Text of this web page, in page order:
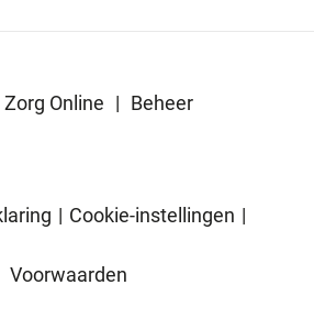
Zorg Online | Beheer
| Cookie-instellingen |
Voorwaarden